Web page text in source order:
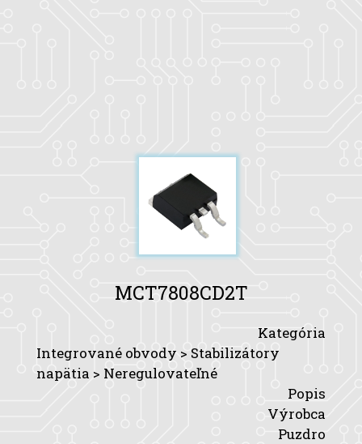
MCT7808CD2T
Kategória
Integrované obvody > Stabilizátory
napätia > Neregulovateľné
Popis
Výrobca
Puzdro